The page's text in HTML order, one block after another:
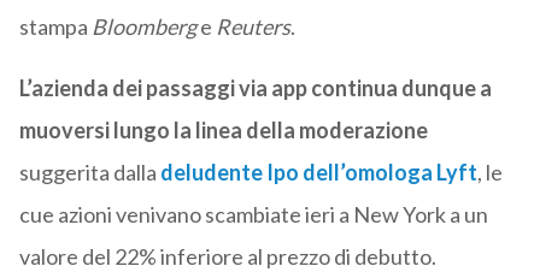
stampa Bloomberge Reuters.
L’azienda dei passaggi via app continua dunque a
muoversi lungo la linea della moderazione
suggerita dalla deludente Ipo dell’omologa Lyft, le
cue azioni venivano scambiate ieri a New York a un
valore del 22% inferiore al prezzo di debutto.